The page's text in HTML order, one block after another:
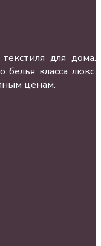
для дома.
класса люкс.
ценам.